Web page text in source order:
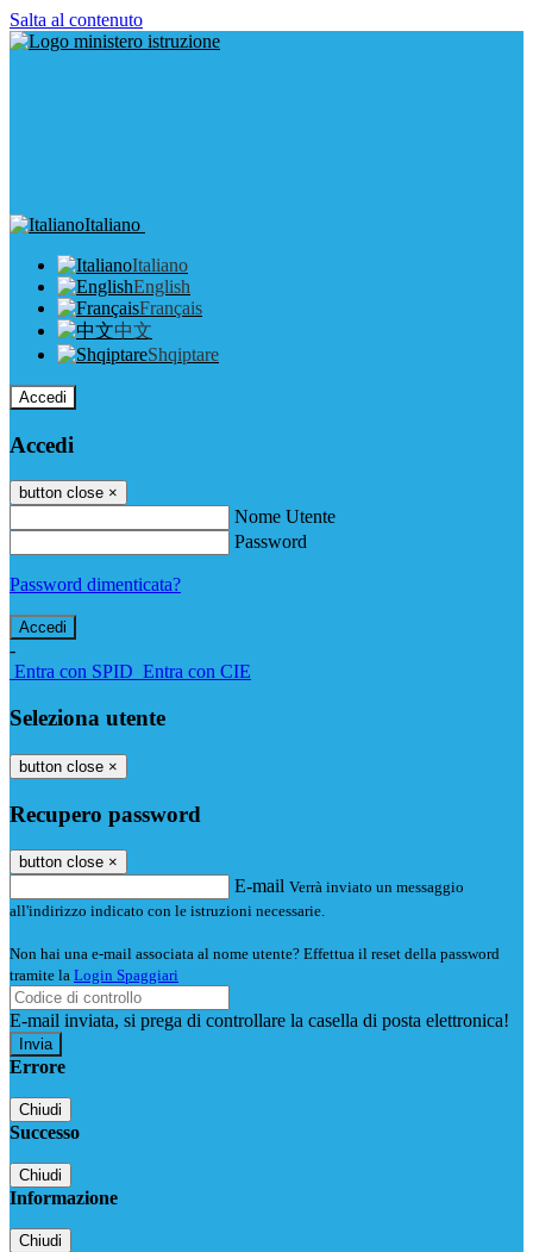
Salta al contenuto
Italiano
Italiano
English
Français
中文
Shqiptare
Accedi
Accedi
button close ×
Nome Utente
Password
Password dimenticata?
-
Entra con SPID Entra con CIE
Seleziona utente
button close ×
Recupero password
button close ×
E-mail Verrà inviato un messaggio
all'indirizzo indicato con le istruzioni necessarie.
Non hai una e-mail associata al nome utente? Effettua il reset della password
tramite la Login Spaggiari
E-mail inviata, si prega di controllare la casella di posta elettronica!
Errore
Chiudi
Successo
Chiudi
Informazione
Chiudi